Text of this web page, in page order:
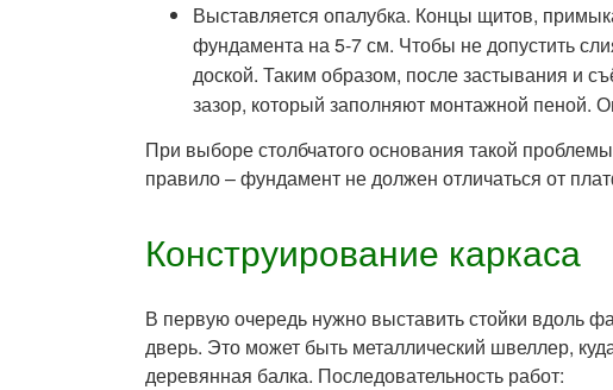
Выставляется опалубка. Концы щитов,
фундамента на 5-7 см. Чтобы не допустить
доской. Таким образом, после застывания и
зазор, который заполняют монтажной пеной.
При выборе столбчатого основания такой
правило – фундамент не должен отличаться от
Конструирование каркаса
В первую очередь нужно выставить стойки вдоль
дверь. Это может быть металлический швеллер,
деревянная балка. Последовательность работ: